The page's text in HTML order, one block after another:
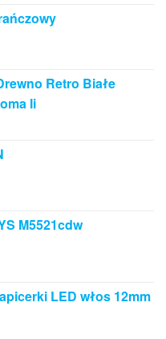
Retro Białe
Ii
M5521cdw
LED włos 12mm